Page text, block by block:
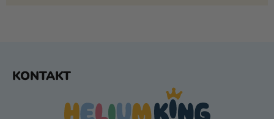
KONTAKT